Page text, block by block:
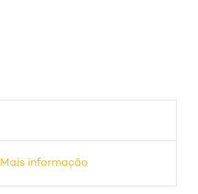
Mais informação